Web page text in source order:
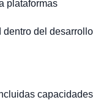
plataformas
del desarrollo
capacidades